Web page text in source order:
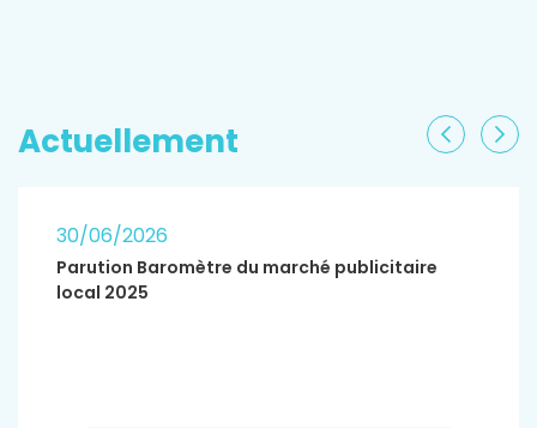
Actuellement
30/06/2026
Parution Baromètre du marché publicitaire
local 2025